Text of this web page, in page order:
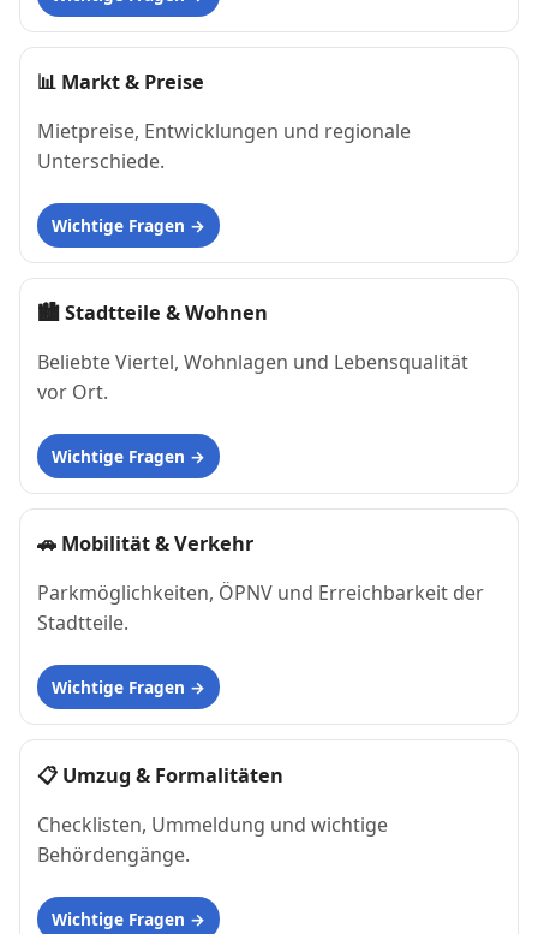
📊 Markt & Preise
Mietpreise, Entwicklungen und regionale
Unterschiede.
Wichtige Fragen
🏙Stadtteile & Wohnen
Beliebte Viertel, Wohnlagen und Lebensqualität
vor Ort.
Wichtige Fragen
🚗 Mobilität & Verkehr
Parkmöglichkeiten, ÖPNV und Erreichbarkeit der
Stadtteile.
Wichtige Fragen
📋 Umzug & Formalitäten
Checklisten, Ummeldung und wichtige
Behördengänge.
Wichtige Fragen